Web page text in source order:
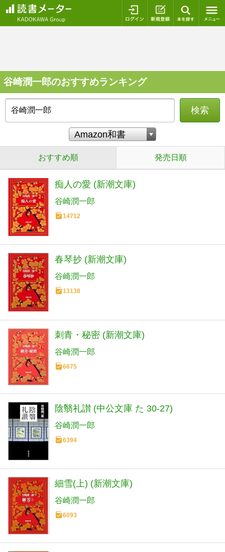
ログイン 新規登録
谷崎潤一郎のおすすめランキング
検索
おすすめ順 発売日順
痴人の愛 (新潮文庫)
谷崎潤一郎
14712
春琴抄 (新潮文庫)
谷崎潤一郎
13138
刺青・秘密 (新潮文庫)
谷崎潤一郎
6675
陰翳礼讃 (中公文庫 た 30-27)
谷崎潤一郎
6394
細雪(上) (新潮文庫)
谷崎潤一郎
6093